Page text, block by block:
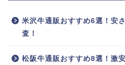
米沢牛通販おすすめ6選！安
査！
松阪牛通販おすすめ8選！激